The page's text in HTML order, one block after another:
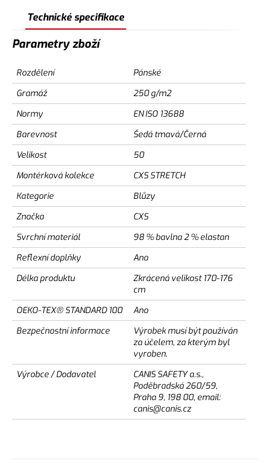
Technické specifikace
Parametry zboží
Rozdělení
Pánské
Gramáž
250 g/m2
Normy
EN ISO 13688
Barevnost
Šedá tmavá/Černá
Velikost
50
Montérková kolekce
CXS STRETCH
Kategorie
Blůzy
Značka
CXS
Svrchní materiál
98 % bavlna 2 % elastan
Reflexní doplňky
Ano
Délka produktu
Zkrácená velikost 170-176
cm
OEKO-TEX® STANDARD 100
Ano
Bezpečnostní informace
Výrobek musí být používán
za účelem, za kterým byl
vyroben.
Výrobce / Dodavatel
CANIS SAFETY a.s.,
Poděbradská 260/59,
Praha 9, 198 00, email:
canis@canis.cz